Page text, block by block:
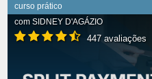
curso prático
com SIDNEY D'AGÁZIO
447 avaliações